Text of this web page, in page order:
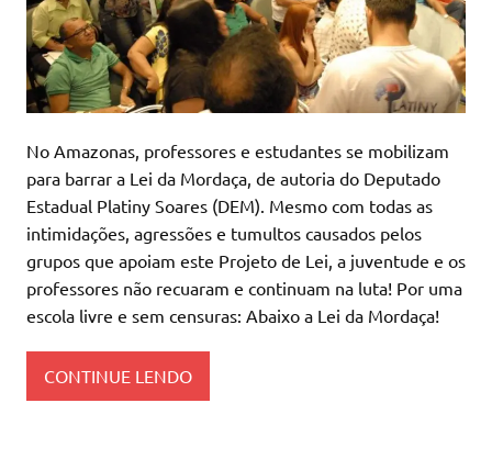
No Amazonas, professores e estudantes se mobilizam
para barrar a Lei da Mordaça, de autoria do Deputado
Estadual Platiny Soares (DEM). Mesmo com todas as
intimidações, agressões e tumultos causados pelos
grupos que apoiam este Projeto de Lei, a juventude e os
professores não recuaram e continuam na luta! Por uma
escola livre e sem censuras: Abaixo a Lei da Mordaça!
CONTINUE LENDO